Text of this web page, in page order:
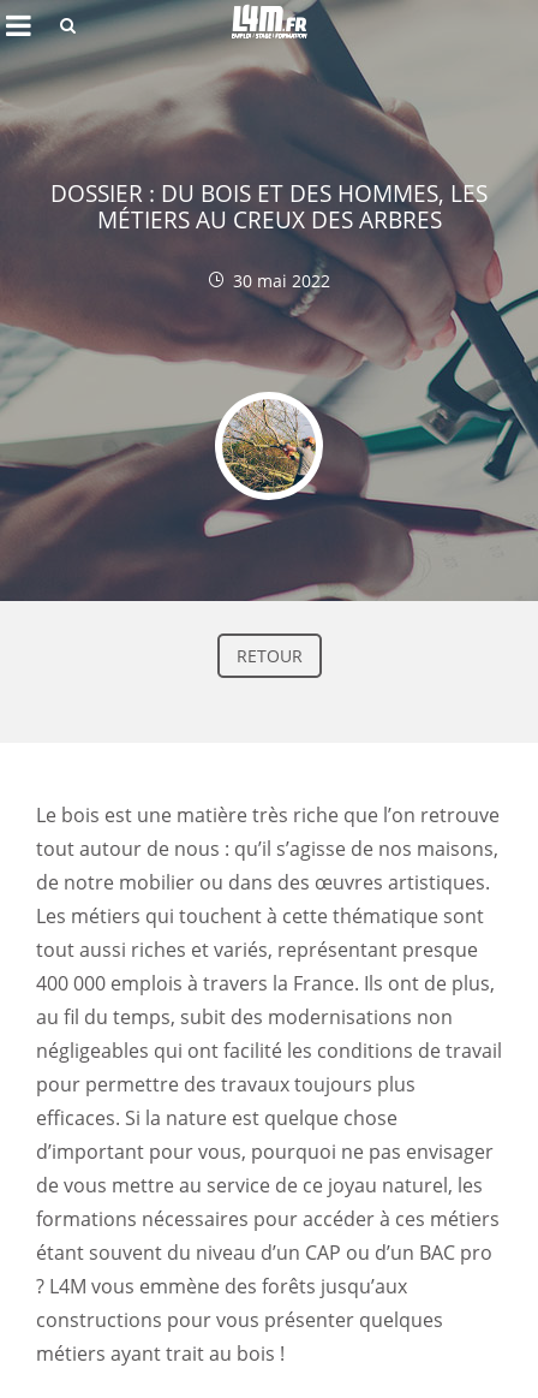
Rechercher
Annuler
RETOUR
DOSSIER : DU BOIS ET DES HOMMES, LES
MÉTIERS AU CREUX DES ARBRES
30 mai 2022
Le bois est une matière très riche que l’on retrouve
tout autour de nous : qu’il s’agisse de nos maisons,
de notre mobilier ou dans des œuvres artistiques.
Les métiers qui touchent à cette thématique sont
tout aussi riches et variés, représentant presque
400 000 emplois à travers la France. Ils ont de plus,
au fil du temps, subit des modernisations non
négligeables qui ont facilité les conditions de travail
pour permettre des travaux toujours plus
efficaces. Si la nature est quelque chose
d’important pour vous, pourquoi ne pas envisager
de vous mettre au service de ce joyau naturel, les
formations nécessaires pour accéder à ces métiers
étant souvent du niveau d’un CAP ou d’un BAC pro
? L4M vous emmène des forêts jusqu’aux
constructions pour vous présenter quelques
métiers ayant trait au bois !